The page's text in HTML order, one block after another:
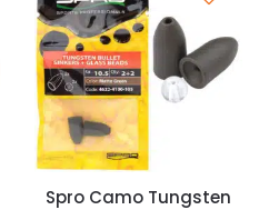
Spro Camo Tungsten